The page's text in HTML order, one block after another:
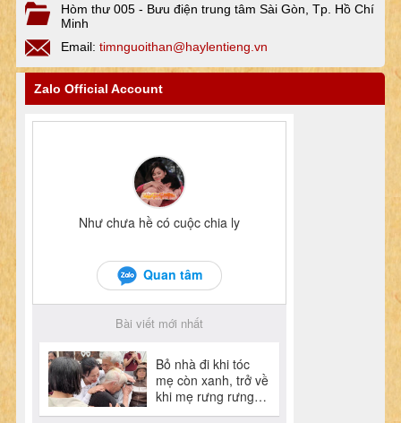
Hòm thư 005 - Bưu điện trung tâm Sài Gòn, Tp. Hồ Chí
Minh
Email: timnguoithan@haylentieng.vn
Zalo Official Account